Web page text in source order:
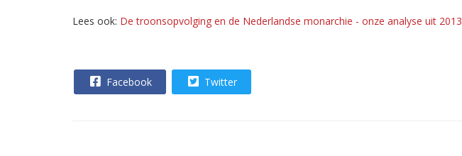
Lees ook: De troonsopvolging en de Nederlandse monarchie - onze analyse uit 2013
Facebook Twitter